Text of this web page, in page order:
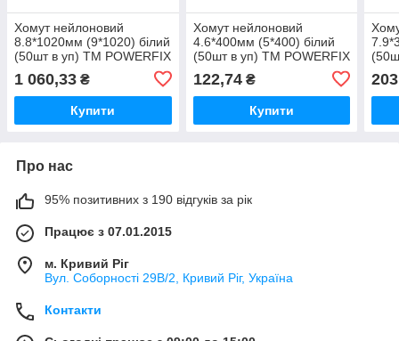
Хомут нейлоновий
8.8*1020мм (9*1020) білий
(50шт в уп) ТМ POWERFIX
1 060,33 ₴
Купити
Хомут нейлоновий
4.6*400мм (5*400) білий
(50шт в уп) ТМ POWERFIX
122,74₴
Купити
Про нас
95% позитивних з 190 відгуків за рік
Працює з 07.01.2015
м. Кривий Ріг
Вул. Соборності 29В/2, Кривий Ріг, Україна
Контакти